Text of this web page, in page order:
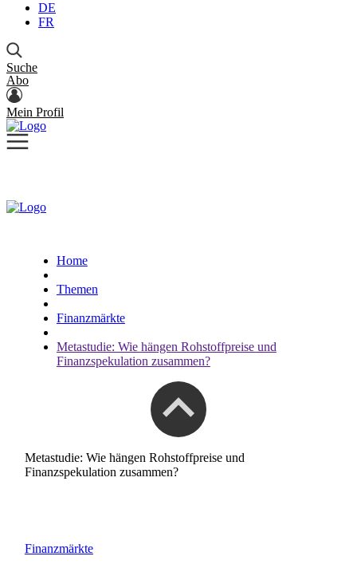
DE
FR
Suche
Abo
Mein Profil
Home
Themen
Finanzmärkte
Metastudie: Wie hängen Rohstoffpreise und
Finanzspekulation zusammen?
Metastudie: Wie hängen Rohstoffpreise und
Finanzspekulation zusammen?
Finanzmärkte